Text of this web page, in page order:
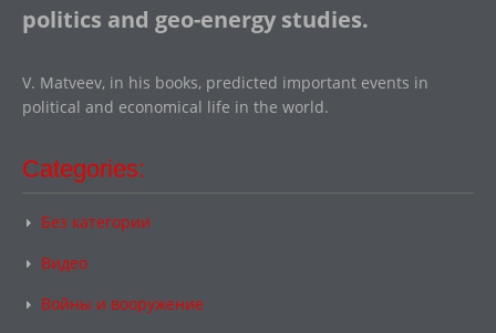
politics and geo-energy studies.
V. Matveev, in his books, predicted important events in
political and economical life in the world.
Categories:
Без категории
Видео
Войны и вооружение